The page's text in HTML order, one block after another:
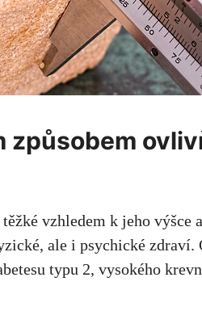
způsobem
vzhledem k jeho výšce
ale i psychické zdraví.
​typu 2,⁤ vysokého